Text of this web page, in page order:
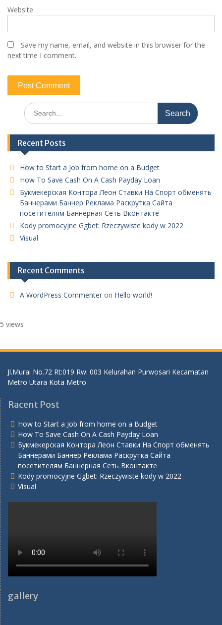
Website
Save my name, email, and website in this browser for the
next time I comment.
Search
for:
Recent Posts
How to Start a Job from home on a Budget
How To Save Cash On A Cash Payday Loan
Букмекерская Контора Леон Ставки На Спорт обменять
Баннерами Баннер Реклама Раскрутка Сайта
посетителям Баннерная Сеть Вконтакте
Kody promocyjne Ggbet: Rzeczywiste kody w 2022
Visual
Recent Comments
A WordPress Commenter on Hello world!
5 views
Jl.Murai No.72 Rt:019 Rw: 003 Kelurahan Purwosari Kecamatan
Metro Utara Kota Metro
Racent Post
How to Start a Job from home on a Budget
How To Save Cash On A Cash Payday Loan
Букмекерская Контора Леон Ставки На Спорт обменять
Баннерами Баннер Реклама Раскрутка Сайта
посетителям Баннерная Сеть Вконтакте
Kody promocyjne Ggbet: Rzeczywiste kody w 2022
Visual
gallery